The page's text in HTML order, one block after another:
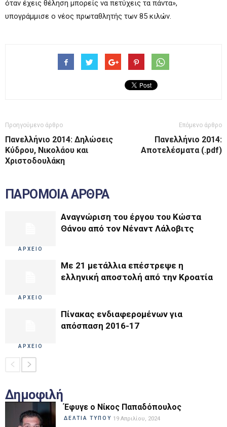
όταν έχεις θέληση μπορείς να πετύχεις τα πάντα»,
υπογράμμισε ο νέος πρωταθλητής των 85 κιλών.
Προηγούμενο άρθρο
Πανελλήνιο 2014: Δηλώσεις
Κύδρου, Νικολάου και
Χριστοδουλάκη
Επόμενο άρθρο
Πανελλήνιο 2014:
Αποτελέσματα (.pdf)
ΠΑΡΟΜΟΙΑ ΑΡΘΡΑ
ΑΡΧΕΙΟ
Αναγνώριση του έργου του Κώστα
Θάνου από τον Νέναντ Λάλοβιτς
ΑΡΧΕΙΟ
Με 21 μετάλλια επέστρεψε η
ελληνική αποστολή από την Κροατία
ΑΡΧΕΙΟ
Πίνακας ενδιαφερομένων για
απόσπαση 2016-17
Δημοφιλή
Έφυγε ο Νίκος Παπαδόπουλος
ΔΕΛΤΙΑ ΤΥΠΟΥ 19 Απριλίου, 2024